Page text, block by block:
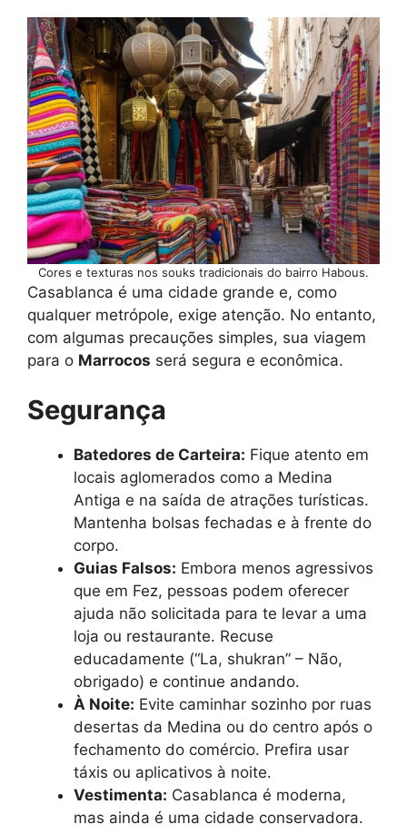
Cores e texturas nos souks tradicionais do bairro Habous.
Casablanca é uma cidade grande e, como
qualquer metrópole, exige atenção. No entanto,
com algumas precauções simples, sua viagem
para o Marrocos será segura e econômica.
Segurança
Batedores de Carteira: Fique atento em
locais aglomerados como a Medina
Antiga e na saída de atrações turísticas.
Mantenha bolsas fechadas e à frente do
corpo.
Guias Falsos: Embora menos agressivos
que em Fez, pessoas podem oferecer
ajuda não solicitada para te levar a uma
loja ou restaurante. Recuse
educadamente (“La, shukran” – Não,
obrigado) e continue andando.
À Noite: Evite caminhar sozinho por ruas
desertas da Medina ou do centro após o
fechamento do comércio. Prefira usar
táxis ou aplicativos à noite.
Vestimenta: Casablanca é moderna,
mas ainda é uma cidade conservadora.